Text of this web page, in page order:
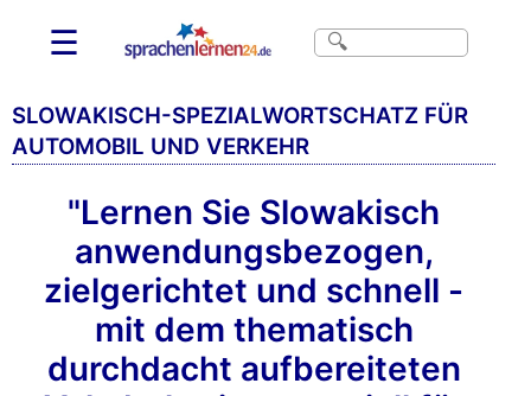
☰
SLOWAKISCH-SPEZIALWORTSCHATZ FÜR
AUTOMOBIL UND VERKEHR
"Lernen Sie Slowakisch
anwendungsbezogen,
zielgerichtet und schnell -
mit dem thematisch
durchdacht aufbereiteten